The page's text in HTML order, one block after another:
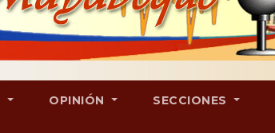
OPINIÓN SECCIONES